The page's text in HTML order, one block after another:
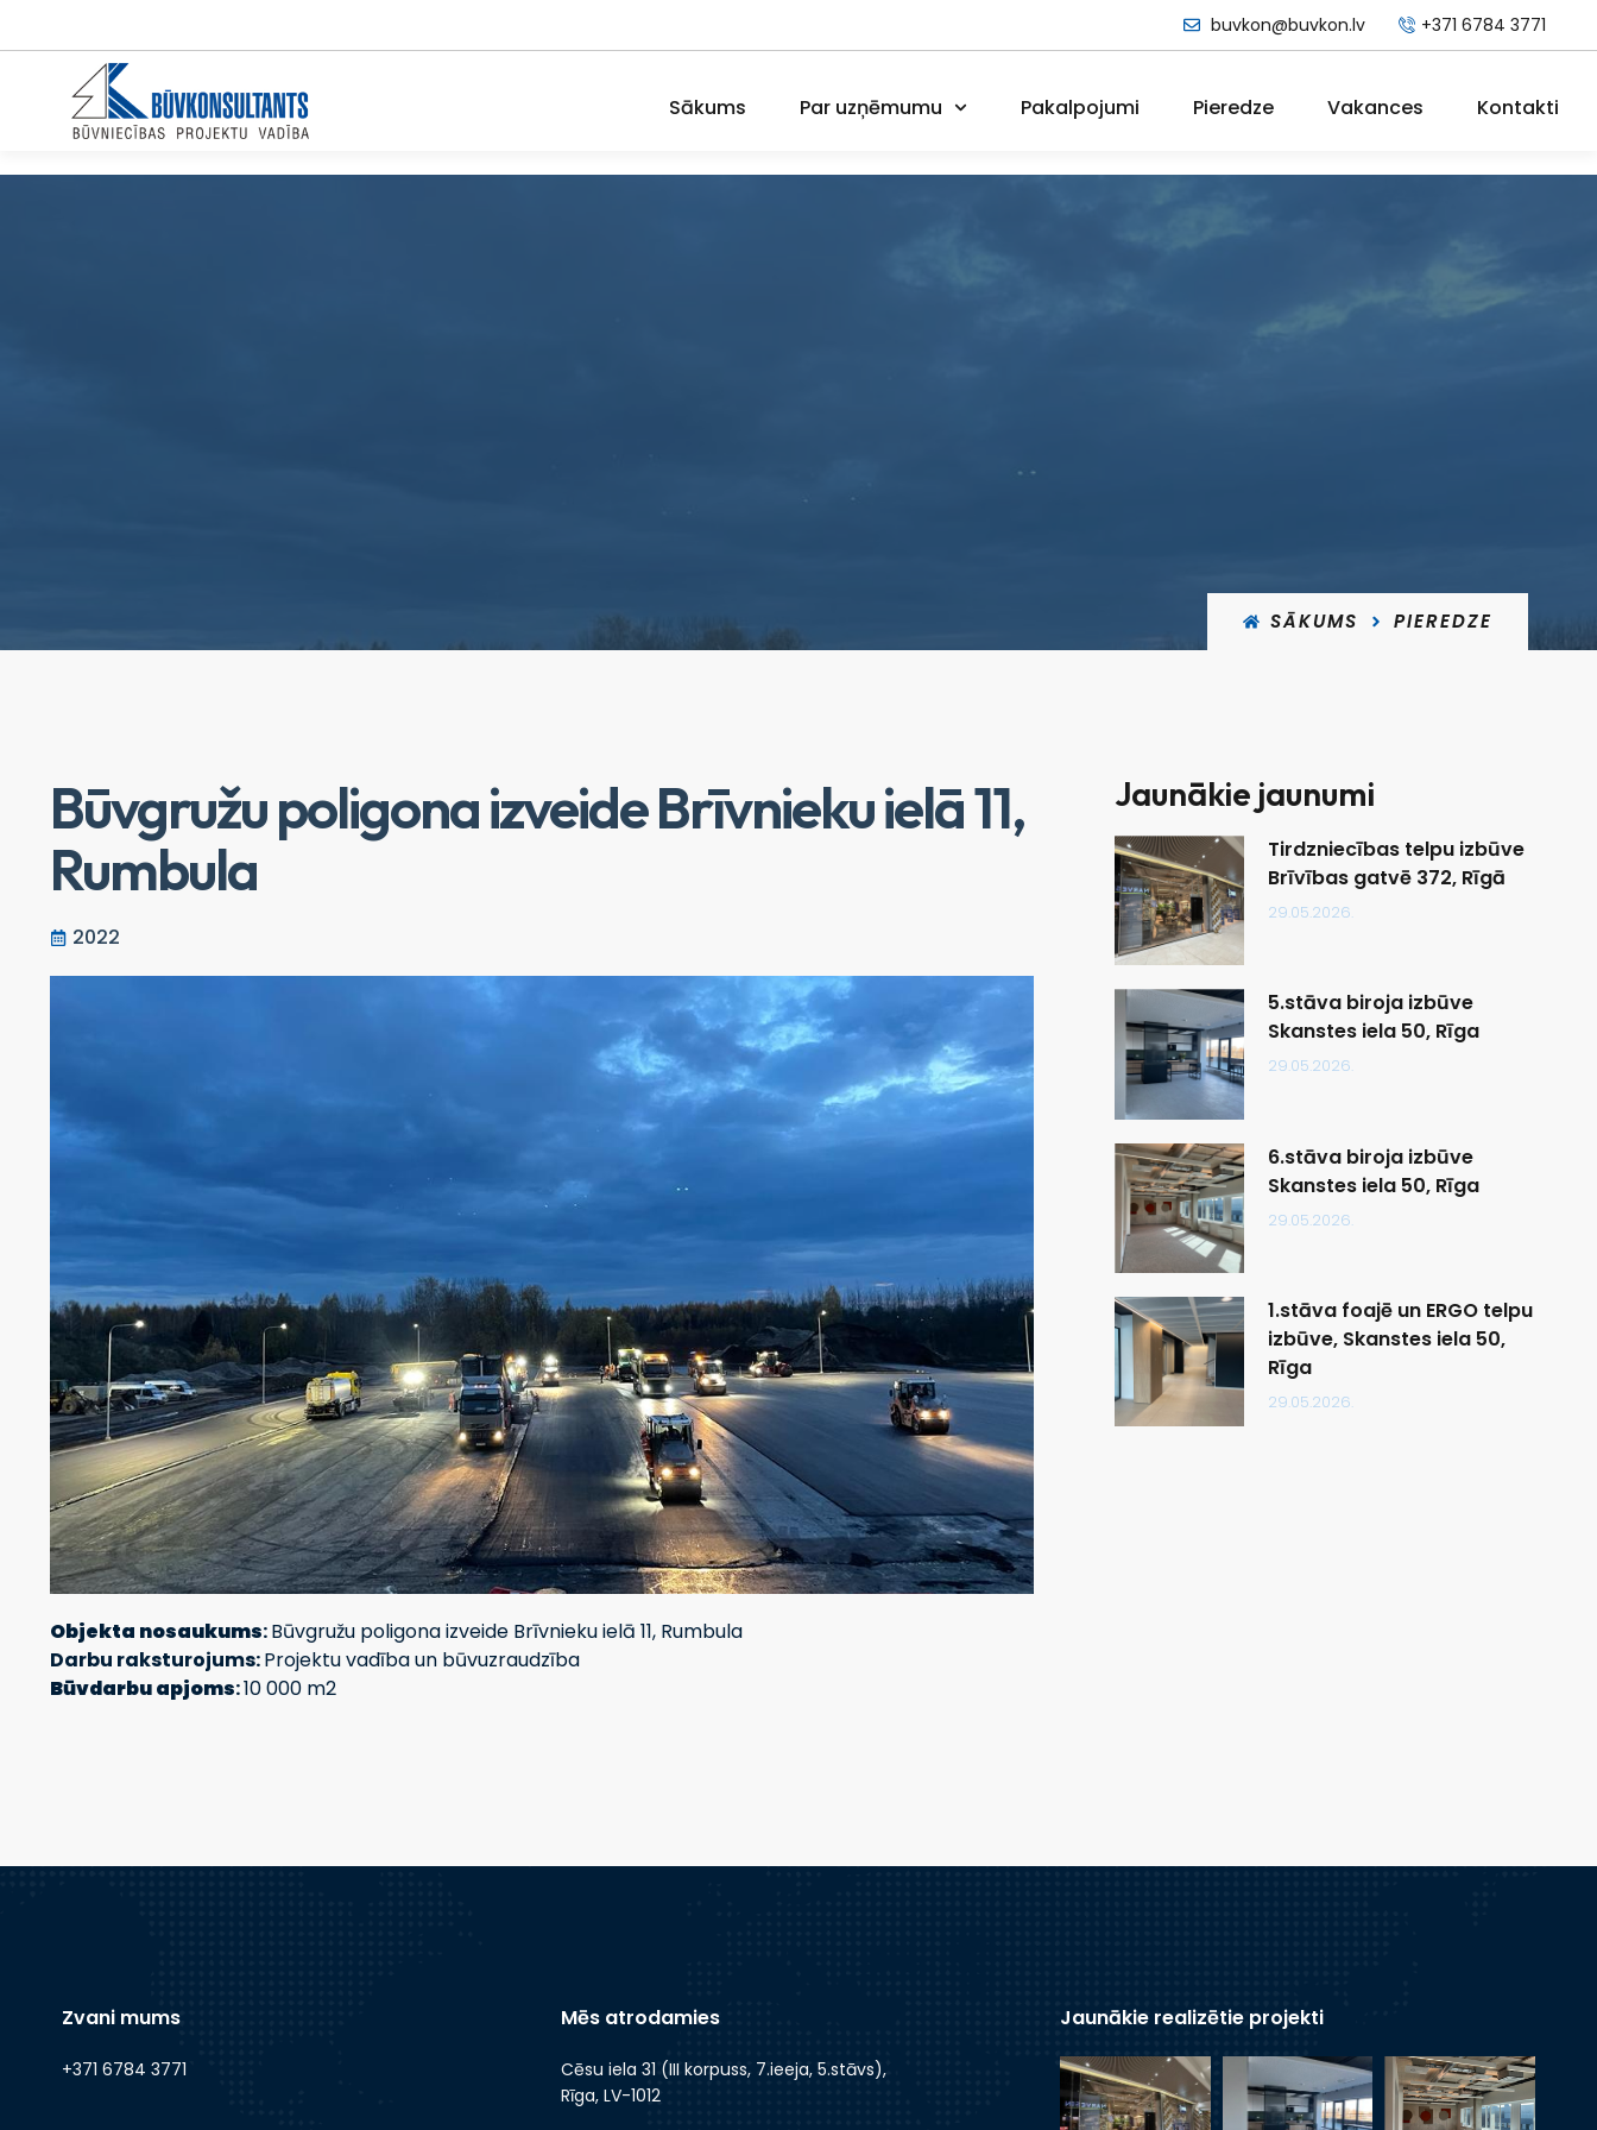
buvkon@buvkon.lv +371 6784 3771
Sākums Par uzņēmumu Pakalpojumi Pieredze Vakances Kontakti
SĀKUMS PIEREDZE
Būvgružu poligona izveide Brīvnieku ielā 11,
Rumbula
2022
Objekta nosaukums:Būvgružu poligona izveide Brīvnieku ielā 11, Rumbula
Darbu raksturojums:Projektu vadība un būvuzraudzība
Būvdarbu apjoms:10 000 m2
Jaunākie jaunumi
Tirdzniecības telpu izbūve
Brīvības gatvē 372, Rīgā
29.05.2026.
5.stāva biroja izbūve
Skanstes iela 50, Rīga
29.05.2026.
6.stāva biroja izbūve
Skanstes iela 50, Rīga
29.05.2026.
1.stāva foajē un ERGO telpu
izbūve, Skanstes iela 50,
Rīga
29.05.2026.
Zvani mums
+371 6784 3771
Mēs atrodamies
Cēsu iela 31 (III korpuss, 7.ieeja, 5.stāvs),
Rīga, LV-1012
Jaunākie realizētie projekti